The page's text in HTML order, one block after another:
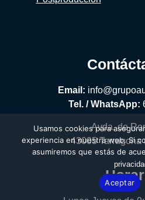
Email:
Tel. / WhatsApp:
Avda. de
43005 Tarragona
Usamos cookies para
experiencia en nuestra web. Si
asumiremos que estás de
Aceptar